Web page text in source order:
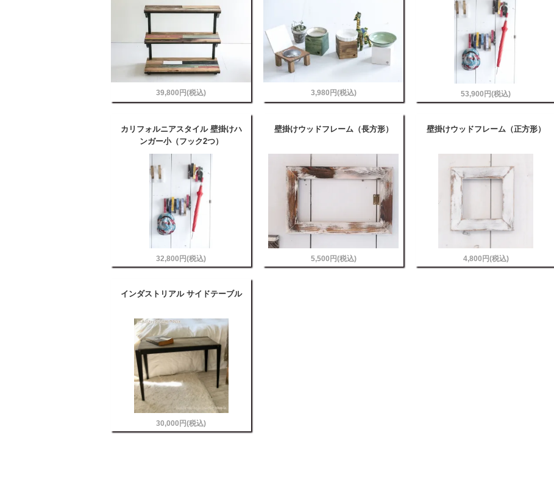
39,800円(税込) 3,980円(税込) 53,900円(税込)
カリフォルニアスタイル 壁掛けハ
ンガー小（フック2つ）
32,800円(税込)
壁掛けウッドフレーム（長方形）
5,500円(税込)
壁掛けウッドフレーム（正方形）
4,800円(税込)
インダストリアル サイドテーブル
30,000円(税込)